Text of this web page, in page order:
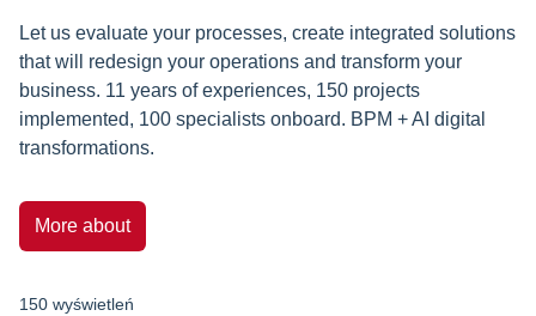
Let us evaluate your processes, create integrated solutions
that will redesign your operations and transform your
business. 11 years of experiences, 150 projects
implemented, 100 specialists onboard. BPM + AI digital
transformations.
More about
150 wyświetleń